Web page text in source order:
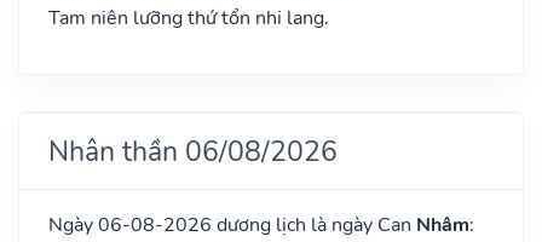
Tam niên lưỡng thứ tổn nhi lang.
Nhân thần 06/08/2026
Ngày 06-08-2026 dương lịch là ngày Can Nhâm: